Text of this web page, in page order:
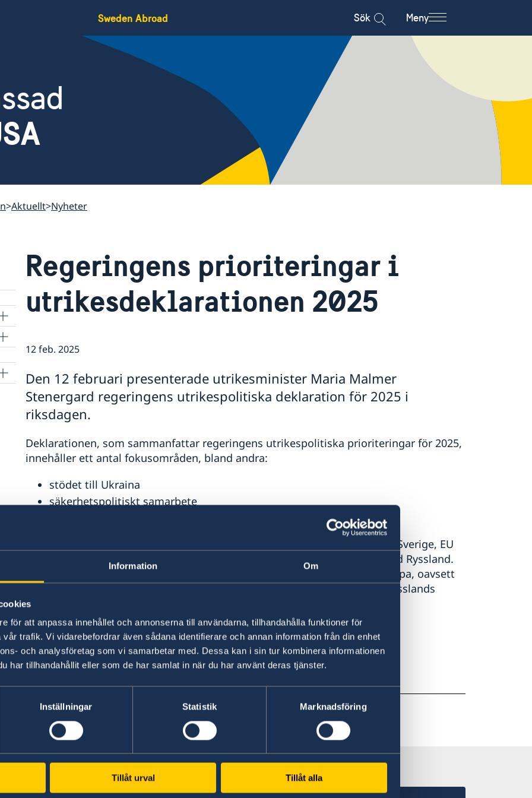
Information Om
för att anpassa innehållet och annonserna till användarna, tillhandahålla funktioner för
trafik. Vi vidarebefordrar även sådana identifierare och annan information från din enhet
och analysföretag som vi samarbetar med. Dessa kan i sin tur kombinera informationen
har tillhandahållit eller som de har samlat in när du har använt deras tjänster.
Inställningar Statistik Marknadsföring
Tillåt urval Tillåt alla
Sweden Abroad Sök Meny
Aktuellt Nyheter
Regeringens prioriteringar i
utrikesdeklarationen 2025
12 feb. 2025
Den 12 februari presenterade utrikesminister Maria Malmer
Stenergard regeringens utrikespolitiska deklaration för 2025 i
riksdagen.
Deklarationen, som sammanfattar regeringens utrikespolitiska prioriteringar för 2025,
innehåller ett antal fokusområden, bland andra:
stödet till Ukraina
säkerhetspolitiskt samarbete
– Årets utrikesdeklaration presenteras i en svår säkerhetspolitisk tid. Vi – Sverige, EU
och Nato – befinner oss i en långvarig och långtgående konfrontation med Ryssland.
Ryssland kommer fortsätta utgöra ett allvarligt hot mot säkerheten i Europa, oavsett
utfallet av kriget i Ukraina. Vår uppgift är ofrånkomlig: vi ska motverka Rysslands
förmåga att göra oss skada, inte minst genom att stödja Ukraina, säger
utrikesminister Maria Malmer Stenergard.
Läs hela utrikesdeklarationen på regeringen.se
Läs pressmeddelandet på regeringen.se
Senast uppdaterad 21 maj 2026, 17.28